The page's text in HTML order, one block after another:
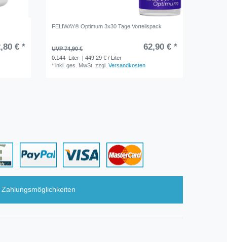
€ *
FELIWAY® Optimum 3x30 Tage Vorteilspack
UVP 74,90 € 62,90 € *
0.144 Liter
| 449,29 € / Liter
*inkl. ges. MwSt. zzgl.Versandkosten
Zahlungsmöglichkeiten